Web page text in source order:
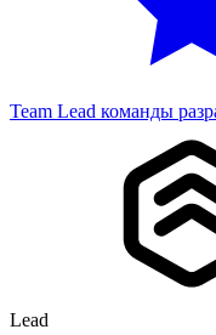
Team Lead команды
Lead